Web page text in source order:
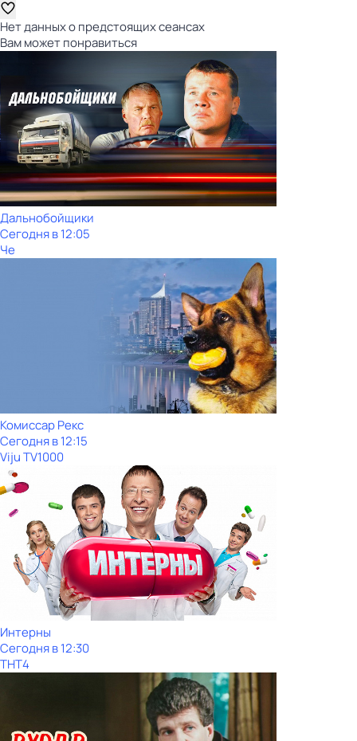
Нет данных о предстоящих сеансах
Вам может понравиться
Дальнобойщики
Сегодня в 12:05
Че
Комиссар Рекс
Сегодня в 12:15
Viju TV1000
Интерны
Сегодня в 12:30
ТНТ4